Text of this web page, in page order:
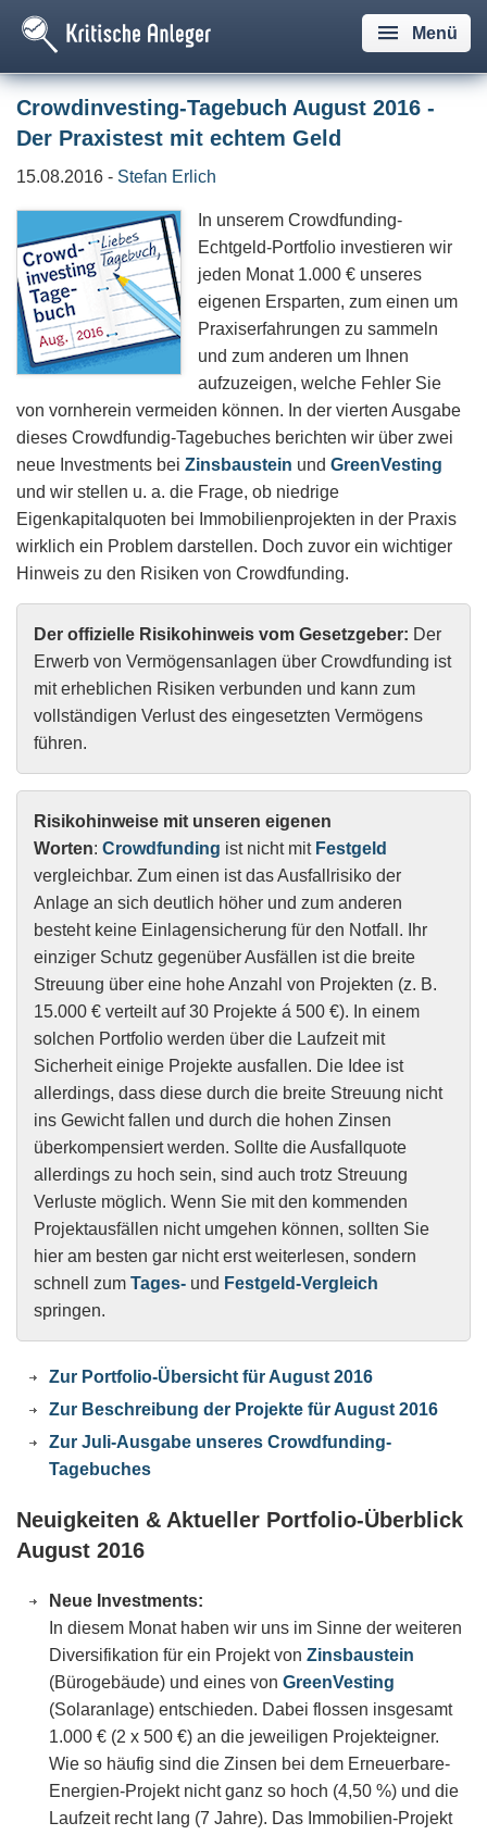
Menü
Crowdinvesting-Tagebuch August 2016 -
Der Praxistest mit echtem Geld
15.08.2016 - Stefan Erlich
In unserem Crowdfunding-
Echtgeld-Portfolio investieren wir
jeden Monat 1.000 € unseres
eigenen Ersparten, zum einen um
Praxiserfahrungen zu sammeln
und zum anderen um Ihnen
aufzuzeigen, welche Fehler Sie
von vornherein vermeiden können. In der vierten Ausgabe
dieses Crowdfundig-Tagebuches berichten wir über zwei
neue Investments bei Zinsbaustein und GreenVesting
und wir stellen u. a. die Frage, ob niedrige
Eigenkapitalquoten bei Immobilienprojekten in der Praxis
wirklich ein Problem darstellen. Doch zuvor ein wichtiger
Hinweis zu den Risiken von Crowdfunding.
Der offizielle Risikohinweis vom Gesetzgeber: Der
Erwerb von Vermögensanlagen über Crowdfunding ist
mit erheblichen Risiken verbunden und kann zum
vollständigen Verlust des eingesetzten Vermögens
führen.
Risikohinweise mit unseren eigenen
Worten: Crowdfunding ist nicht mit Festgeld
vergleichbar. Zum einen ist das Ausfallrisiko der
Anlage an sich deutlich höher und zum anderen
besteht keine Einlagensicherung für den Notfall. Ihr
einziger Schutz gegenüber Ausfällen ist die breite
Streuung über eine hohe Anzahl von Projekten (z. B.
15.000 € verteilt auf 30 Projekte á 500 €). In einem
solchen Portfolio werden über die Laufzeit mit
Sicherheit einige Projekte ausfallen. Die Idee ist
allerdings, dass diese durch die breite Streuung nicht
ins Gewicht fallen und durch die hohen Zinsen
überkompensiert werden. Sollte die Ausfallquote
allerdings zu hoch sein, sind auch trotz Streuung
Verluste möglich. Wenn Sie mit den kommenden
Projektausfällen nicht umgehen können, sollten Sie
hier am besten gar nicht erst weiterlesen, sondern
schnell zum Tages- und Festgeld-Vergleich
springen.
Zur Portfolio-Übersicht für August 2016
Zur Beschreibung der Projekte für August 2016
Zur Juli-Ausgabe unseres Crowdfunding-
Tagebuches
Neuigkeiten & Aktueller Portfolio-Überblick
August 2016
Neue Investments:
In diesem Monat haben wir uns im Sinne der weiteren
Diversifikation für ein Projekt von Zinsbaustein
(Bürogebäude) und eines von GreenVesting
(Solaranlage) entschieden. Dabei flossen insgesamt
1.000 € (2 x 500 €) an die jeweiligen Projekteigner.
Wie so häufig sind die Zinsen bei dem Erneuerbare-
Energien-Projekt nicht ganz so hoch (4,50 %) und die
Laufzeit recht lang (7 Jahre). Das Immobilien-Projekt